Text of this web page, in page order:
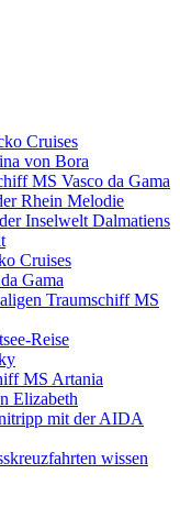
Cruises
von Bora
MS Vasco da Gama
Rhein Melodie
Inselwelt Dalmatiens
Cruises
Gama
Traumschiff MS
Reise
MS Artania
Elizabeth
mit der AIDA
wissen